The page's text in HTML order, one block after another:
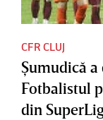
CFR CLUJ
Şumudică
Fotbalistul
din